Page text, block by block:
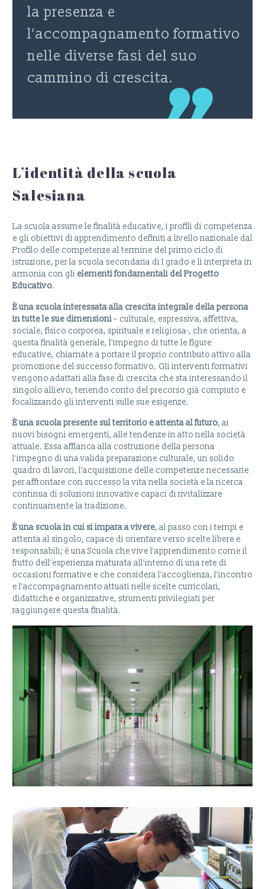
la presenza e
l’accompagnamento formativo
nelle diverse fasi del suo
cammino di crescita.
L’identità della scuola
Salesiana
La scuola assume le finalità educative, i profili di competenza
e gli obiettivi di apprendimento definiti a livello nazionale dal
Profilo delle competenze al termine del primo ciclo di
istruzione, per la scuola secondaria di I grado e li interpreta in
armonia con gli elementi fondamentali del Progetto
Educativo.
È una scuola interessata alla crescita integrale della persona
in tutte le sue dimensioni– culturale, espressiva, affettiva,
sociale, fisico corporea, spirituale e religiosa-, che orienta, a
questa finalità generale, l’impegno di tutte le figure
educative, chiamate a portare il proprio contributo attivo alla
promozione del successo formativo. Gli interventi formativi
vengono adattati alla fase di crescita che sta interessando il
singolo allievo, tenendo conto del precorso già compiuto e
focalizzando gli interventi sulle sue esigenze.
È una scuola presente sul territorio e attenta al futuro, ai
nuovi bisogni emergenti, alle tendenze in atto nella società
attuale. Essa affianca alla costruzione della persona
l’impegno di una valida preparazione culturale, un solido
quadro di lavori, l’acquisizione delle competenze necessarie
per affrontare con successo la vita nella società e la ricerca
continua di soluzioni innovative capaci di rivitalizzare
continuamente la tradizione.
È una scuola in cui si impara a vivere, al passo con i tempi e
attenta al singolo, capace di orientare verso scelte libere e
responsabili; è una Scuola che vive l’apprendimento come il
frutto dell’esperienza maturata all’interno di una rete di
occasioni formative e che considera l’accoglienza, l’incontro
e l’accompagnamento attuati nelle scelte curricolari,
didattiche e organizzative, strumenti privilegiati per
raggiungere questa finalità.